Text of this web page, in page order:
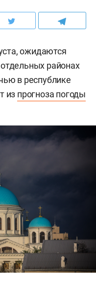
ожидаются
районах
в республике
из прогноза погоды